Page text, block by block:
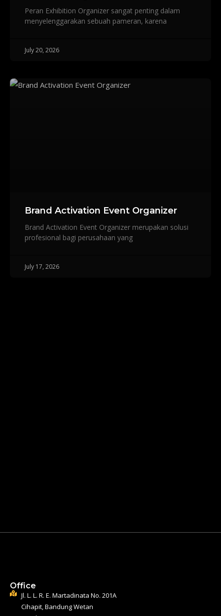
Peran Exhibition Organizer sangat penting dalam
menyelenggarakan sebuah pameran, karena
July 20, 2026
Brand Activation Event Organizer
Brand Activation Event Organizer merupakan solusi
profesional bagi perusahaan yang
July 17, 2026
Office
Jl. L. L. R. E. Martadinata No. 201A
Cihapit, Bandung Wetan